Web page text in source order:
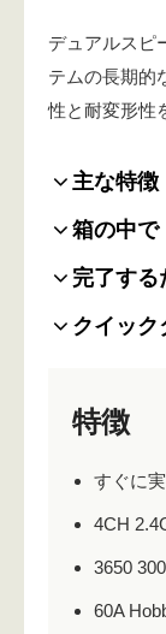
デュアルスピ
テムの長期的
性と耐変形性
主な特徴
箱の中で
完了する
クイック
特徴
すぐに
4CH
3650
60A